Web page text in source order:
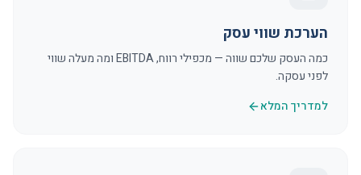
הערכת שווי עסק
כמה העסק שלכם שווה — מכפילי רווח, EBITDA ומה מעלה שווי
לפני עסקה.
למדריך המלא